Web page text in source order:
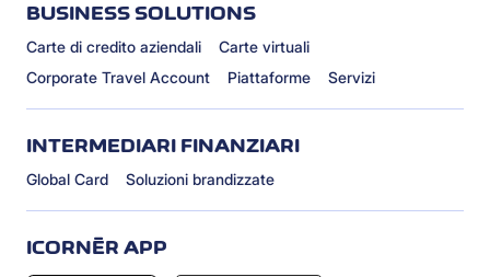
BUSINESS SOLUTIONS
Carte di credito aziendali
Carte virtuali
Corporate Travel Account
Piattaforme Servizi
INTERMEDIARI FINANZIARI
Global Card Soluzioni brandizzate
ICORNÈR APP